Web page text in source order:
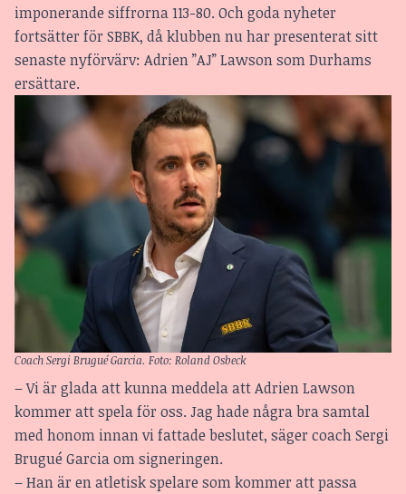
imponerande siffrorna 113-80. Och goda nyheter
fortsätter för SBBK, då klubben nu har presenterat sitt
senaste nyförvärv: Adrien ”AJ” Lawson som Durhams
ersättare.
Coach Sergi Brugué Garcia. Foto: Roland Osbeck
– Vi är glada att kunna meddela att Adrien Lawson
kommer att spela för oss. Jag hade några bra samtal
med honom innan vi fattade beslutet, säger coach Sergi
Brugué Garcia om signeringen.
– Han är en atletisk spelare som kommer att passa